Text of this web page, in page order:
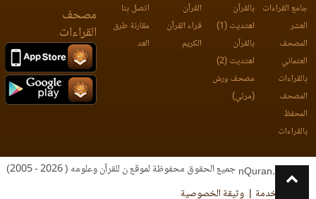
جامع القراءات
العشر
المصحف
العثماني
بالقراءات
المصحف
المحفظ
بالقراءات
بالقرآن
اهتديت (1)
بالقرآن
اهتديت (2)
مصحف ورش
(مرئي)
القرآن
قراء القرآن
الكريم
اتصل بنا
مقارنة طرق
العد
مصحف
القراءات
جميع الحقوق محفوظة لموقع ن للقرآن وعلومه ( 2026 - 2005)
nQuran.com
اتفاقية الخدمة
وثيقة الخصوصية